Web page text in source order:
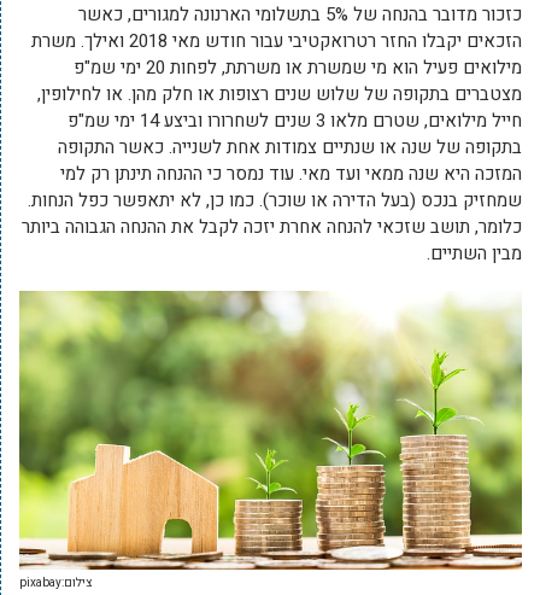
כזכור מדובר בהנחה של 5% בתשלומי הארנונה למגורים, כאשר
הזכאים יקבלו החזר רטרואקטיבי עבור חודש מאי 2018 ואילך. משרת
מילואים פעיל הוא מי שמשרת או משרתת, לפחות 20 ימי שמ"פ
מצטברים בתקופה של שלוש שנים רצופות או חלק מהן. או לחילופין,
חייל מילואים, שטרם מלאו 3 שנים לשחרורו וביצע 14 ימי שמ"פ
בתקופה של שנה או שנתיים צמודות אחת לשנייה. כאשר התקופה
המזכה היא שנה ממאי ועד מאי. עוד נמסר כי ההנחה תינתן רק למי
שמחזיק בנכס (בעל הדירה או שוכר). כמו כן, לא יתאפשר כפל הנחות.
כלומר, תושב שזכאי להנחה אחרת יזכה לקבל את ההנחה הגבוהה ביותר
מבין השתיים.
צילום:pixabay